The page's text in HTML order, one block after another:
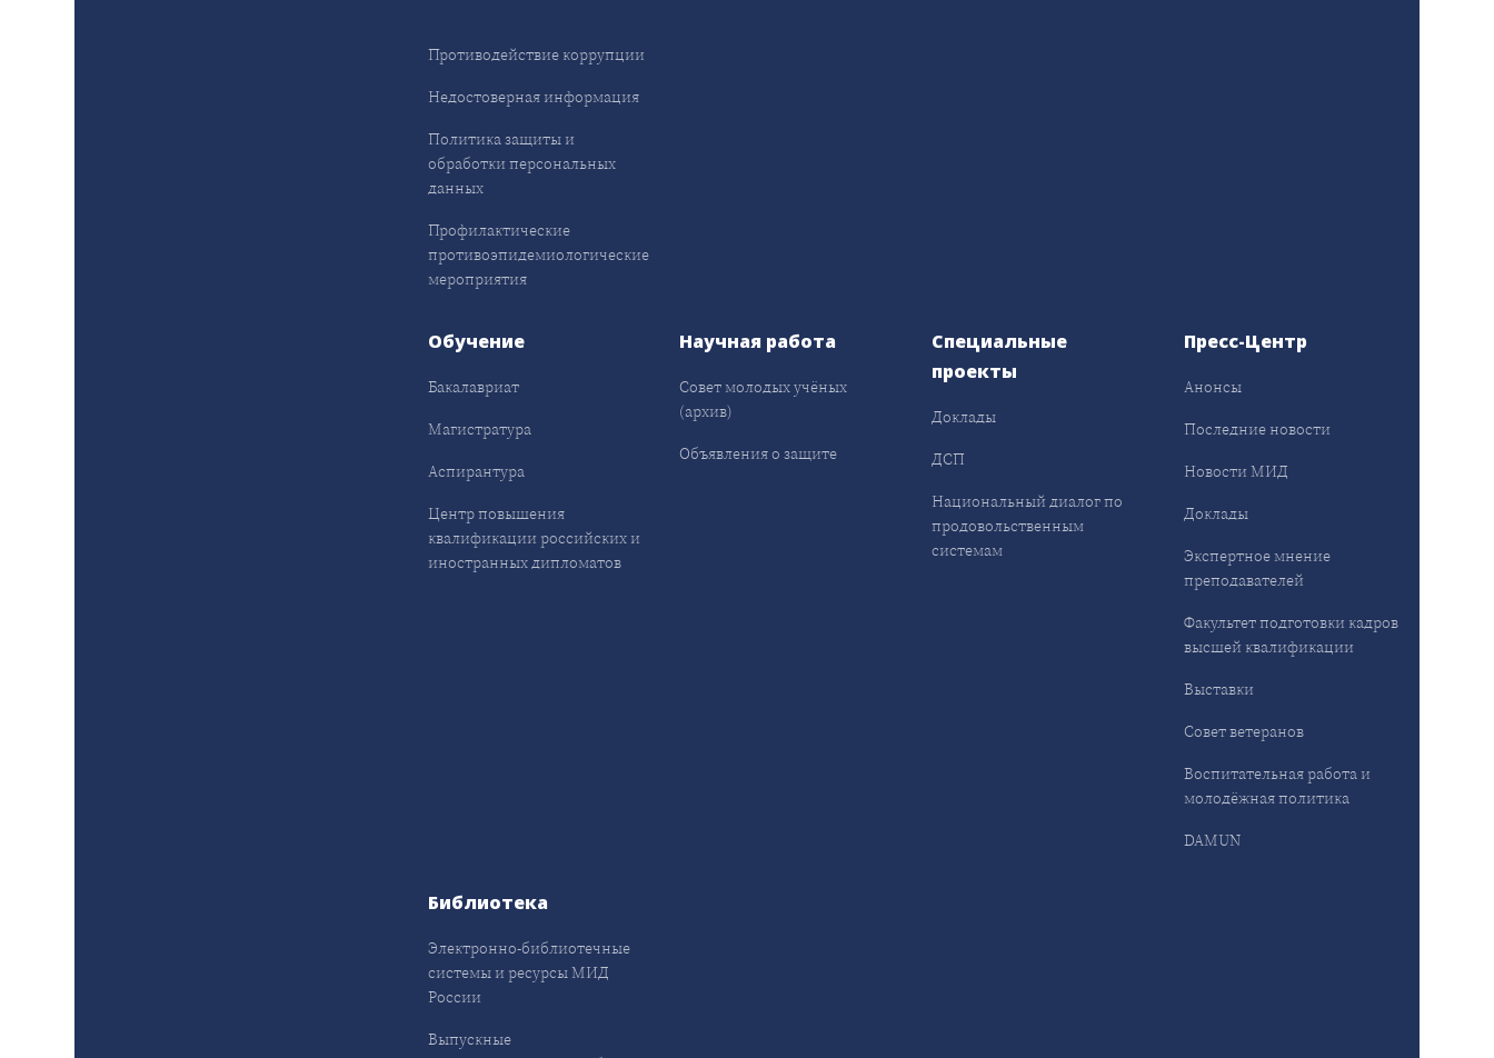
Противодействие коррупции
Недостоверная информация
Политика защиты и
обработки персональных
данных
Профилактические
противоэпидемиологические
мероприятия
Обучение
Бакалавриат
Магистратура
Аспирантура
Центр повышения
квалификации российских и
иностранных дипломатов
Научная работа
Совет молодых учёных
(архив)
Объявления о защите
Специальные
проекты
Доклады
ДСП
Национальный диалог по
продовольственным
системам
Пресс-Центр
Анонсы
Последние новости
Новости МИД
Доклады
Экспертное мнение
преподавателей
Факультет подготовки кадров
высшей квалификации
Выставки
Совет ветеранов
Воспитательная работа и
молодёжная политика
DAMUN
Библиотека
Электронно-библиотечные
системы и ресурсы МИД
России
Выпускные